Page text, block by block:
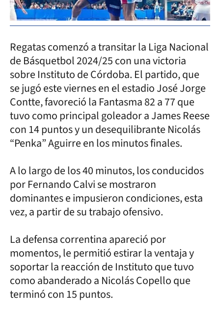
Regatas comenzó a transitar la Liga Nacional
de Básquetbol 2024/25 con una victoria
sobre Instituto de Córdoba. El partido, que
se jugó este viernes en el estadio José Jorge
Contte, favoreció la Fantasma 82 a 77 que
tuvo como principal goleador a James Reese
con 14 puntos y un desequilibrante Nicolás
“Penka” Aguirre en los minutos finales.
A lo largo de los 40 minutos, los conducidos
por Fernando Calvi se mostraron
dominantes e impusieron condiciones, esta
vez, a partir de su trabajo ofensivo.
La defensa correntina apareció por
momentos, le permitió estirar la ventaja y
soportar la reacción de Instituto que tuvo
como abanderado a Nicolás Copello que
terminó con 15 puntos.